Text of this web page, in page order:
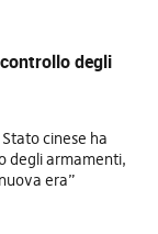
degli
cinese ha
degli armamenti,
era”